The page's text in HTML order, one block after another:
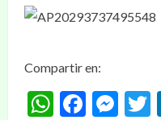
Compartir en: